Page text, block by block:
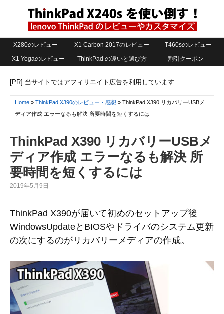
X280のレビュー X1 Carbon 2017のレビュー
T460sのレビュー
X1 Yogaのレビュー
ThinkPad の違いと選び方 割引クーポン
[PR] 当サイトではアフィリエイト広告を利用しています
Home » ThinkPad X390のレビュー・感想 » ThinkPad X390 リカバリーUSBメ
ディア作成 エラーなるも解決 所要時間を短くするには
ThinkPad X390 リカバリーUSBメ
ディア作成 エラーなるも解決 所
要時間を短くするには
2019年5月9日
ThinkPad X390が届いて初めのセットアップ後
WindowsUpdateとBIOSやドライバのシステム更新
の次にするのがリカバリーメディアの作成。